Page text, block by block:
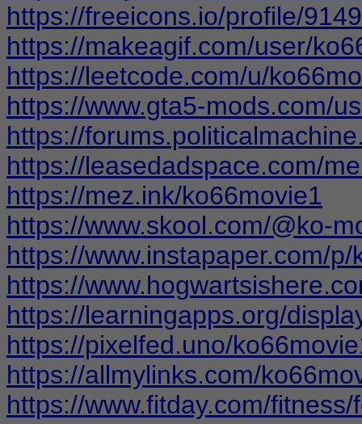
https://freeicons.io/profile/
https://makeagif.com/user/
https://leetcode.com/u/
https://www.gta5-mods.com/
https://
https://leasedadspace.com/
https://mez.ink/ko66movie1
https://www.skool.com/@ko-
https://www.instapaper.com/
https://
https://learningapps.org/
https://pixelfed.uno/
https://allmylinks.com/
https://www.fitday.com/